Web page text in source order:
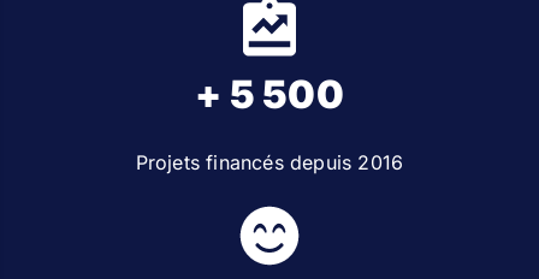
+ 5 500
Projets financés depuis 2016